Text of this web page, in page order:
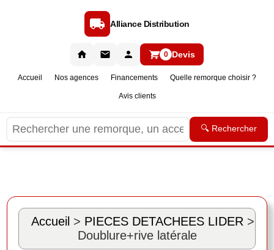
Alliance Distribution
Accueil Nos agences Financements Quelle remorque choisir ?
Avis clients
0 Devis
🔍 Rechercher
Accueil > PIECES DETACHEES LIDER >
Doublure+rive latérale